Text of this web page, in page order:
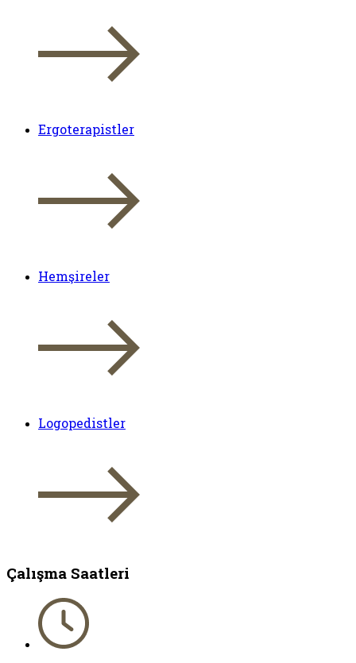
Ergoterapistler
Hemşireler
Logopedistler
Çalışma Saatleri